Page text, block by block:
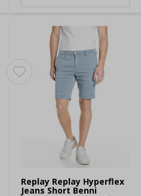
Replay Replay Hyperflex
Jeans Short Benni